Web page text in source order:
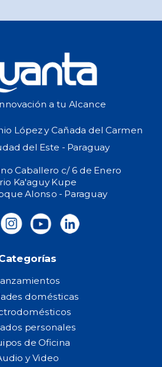
a tu Alcance
López y Cañada del Carmen
del Este - Paraguay
Caballero c/ 6 de Enero
Ka'aguy Kupe
Alonso - Paraguay
domésticas
personales
de Oficina
y Video